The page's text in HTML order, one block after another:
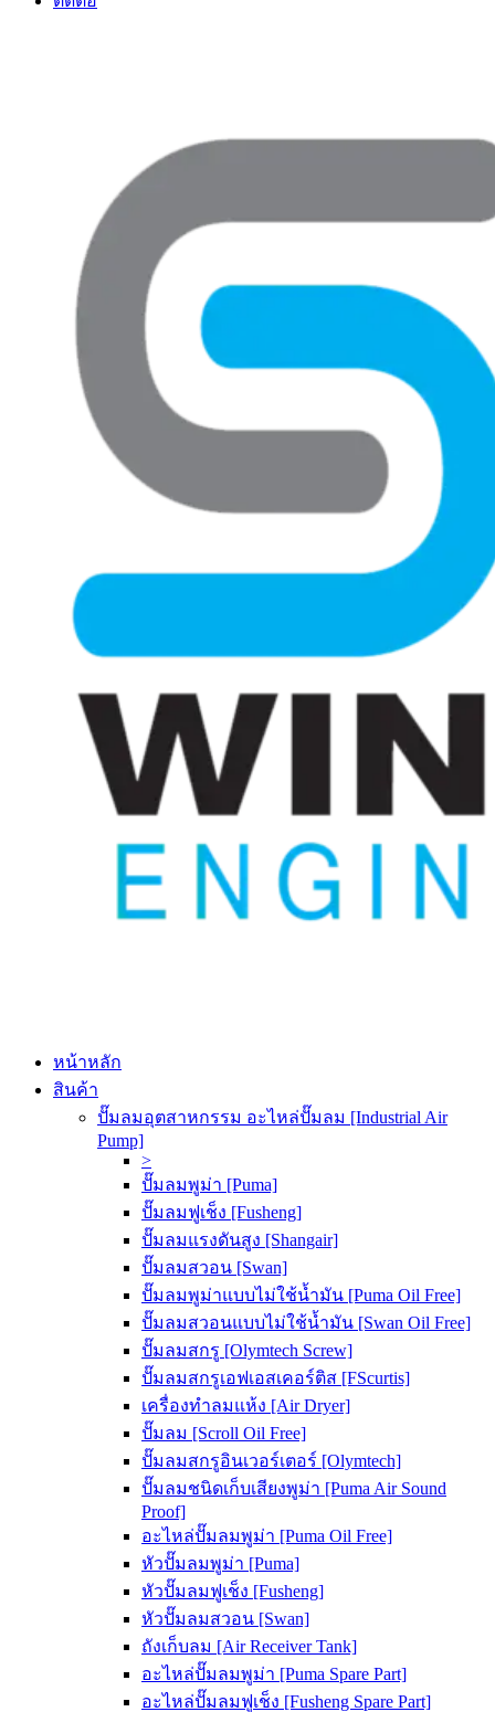
หน้าหลัก
สินค้า
ปั๊มลมอุตสาหกรรม อะไหล่ปั๊มลม [Industrial Air
Pump]
>
ปั๊มลมพูม่า [Puma]
ปั๊มลมฟูเช็ง [Fusheng]
ปั๊มลมแรงดันสูง [Shangair]
ปั๊มลมสวอน [Swan]
ปั๊มลมพูม่าแบบไม่ใช้น้ำมัน [Puma Oil Free]
ปั๊มลมสวอนแบบไม่ใช้น้ำมัน [Swan Oil Free]
ปั๊มลมสกรู [Olymtech Screw]
ปั๊มลมสกรูเอฟเอสเคอร์ติส [FScurtis]
เครื่องทำลมแห้ง [Air Dryer]
ปั๊มลม [Scroll Oil Free]
ปั๊มลมสกรูอินเวอร์เตอร์ [Olymtech]
ปั๊มลมชนิดเก็บเสียงพูม่า [Puma Air Sound
Proof]
อะไหล่ปั๊มลมพูม่า [Puma Oil Free]
หัวปั๊มลมพูม่า [Puma]
หัวปั๊มลมฟูเช็ง [Fusheng]
หัวปั๊มลมสวอน [Swan]
ถังเก็บลม [Air Receiver Tank]
อะไหล่ปั๊มลมพูม่า [Puma Spare Part]
อะไหล่ปั๊มลมฟูเช็ง [Fusheng Spare Part]